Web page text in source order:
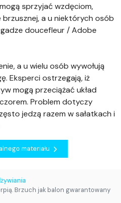
sprzyjać wzdęciom,
a u niektórych osób
doucefleur / Adobe
a u wielu osób wywołują
Eksperci ostrzegają, iż
mogą przeciążać układ
Problem dotyczy
jedzą razem w sałatkach i
materiału
Brzuch jak balon gwarantowany